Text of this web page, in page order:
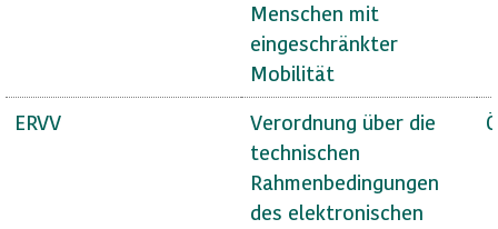
Menschen mit
eingeschränkter
Mobilität
ERVV
Verordnung über die
technischen
Rahmenbedingungen
des elektronischen